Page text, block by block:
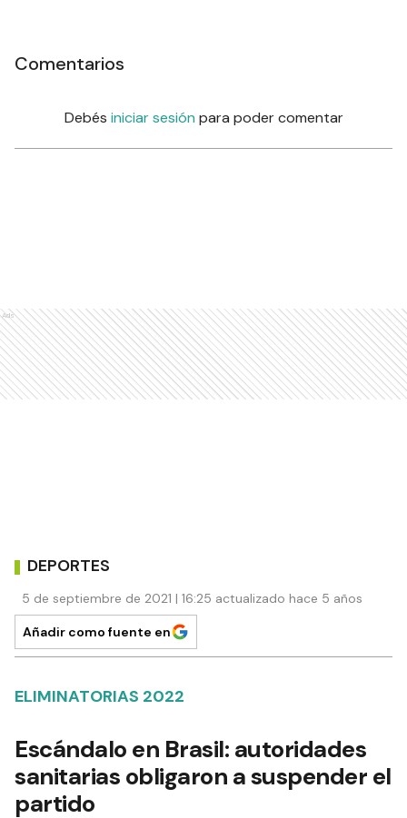
Comentarios
Debés iniciar sesión para poder comentar
Ads
DEPORTES
5 de septiembre de 2021 | 16:25 actualizado hace 5 años
Añadir como fuente en
ELIMINATORIAS 2022
Escándalo en Brasil: autoridades
sanitarias obligaron a suspender el
partido